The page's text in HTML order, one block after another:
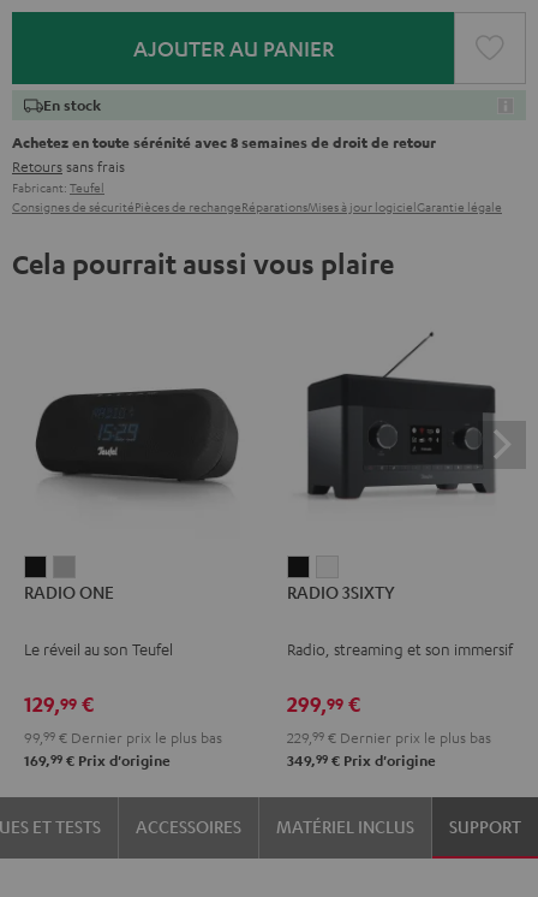
AJOUTER AU PANIER
En stock
Achetez en toute sérénité avec 8 semaines de droit de retour
Retourssans frais
Fabricant: Teufel
Consignes de sécuritéPièces de rechangeRéparationsMises à jour logicielGarantie légale
Cela pourrait aussi vous plaire
ONEONE
Gray
RADIO ONE
Le réveil au son Teufel
129,99 €
99, 99 € Dernier prix le plus bas
169,99 € Prix d'origine
3SIXTY3SIXTY
RADIO 3SIXTY
Radio, streaming et son immersif
299,99 €
229, 99 € Dernier prix le plus bas
349,99 € Prix d'origine
ET TESTS ACCESSOIRES MATÉRIEL INCLUS SUPPORT